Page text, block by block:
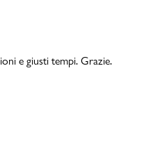
e giusti tempi. Grazie.